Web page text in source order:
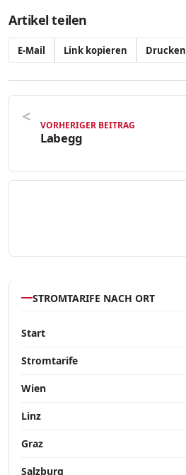
Artikel teilen
E-Mail Link kopieren Drucken
VORHERIGER BEITRAG
Labegg
STROMTARIFE NACH ORT
Start
Stromtarife
Wien
Linz
Graz
Salzburg